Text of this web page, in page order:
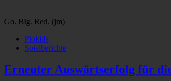
Go. Big. Red. (jm)
Piokids
Spielberichte
Erneuter Auswärtserfolg für